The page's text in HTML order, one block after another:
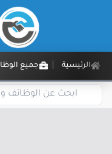
الرئيسية جميع